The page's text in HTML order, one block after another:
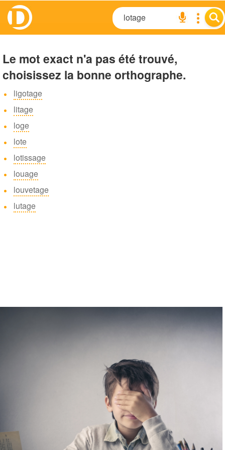
Le mot exact n'a pas été trouvé,
choisissez la bonne orthographe.
ligotage
litage
loge
lote
lotissage
louage
louvetage
lutage